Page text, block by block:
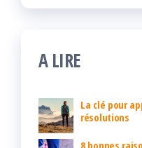
A LIRE
La clé pour
résolutions